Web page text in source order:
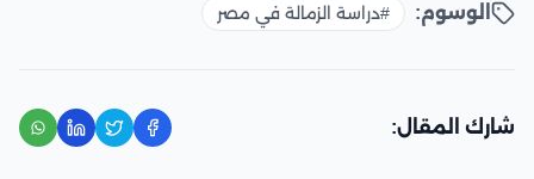
الوسوم: #دراسة الزمالة في مصر
شارك المقال: